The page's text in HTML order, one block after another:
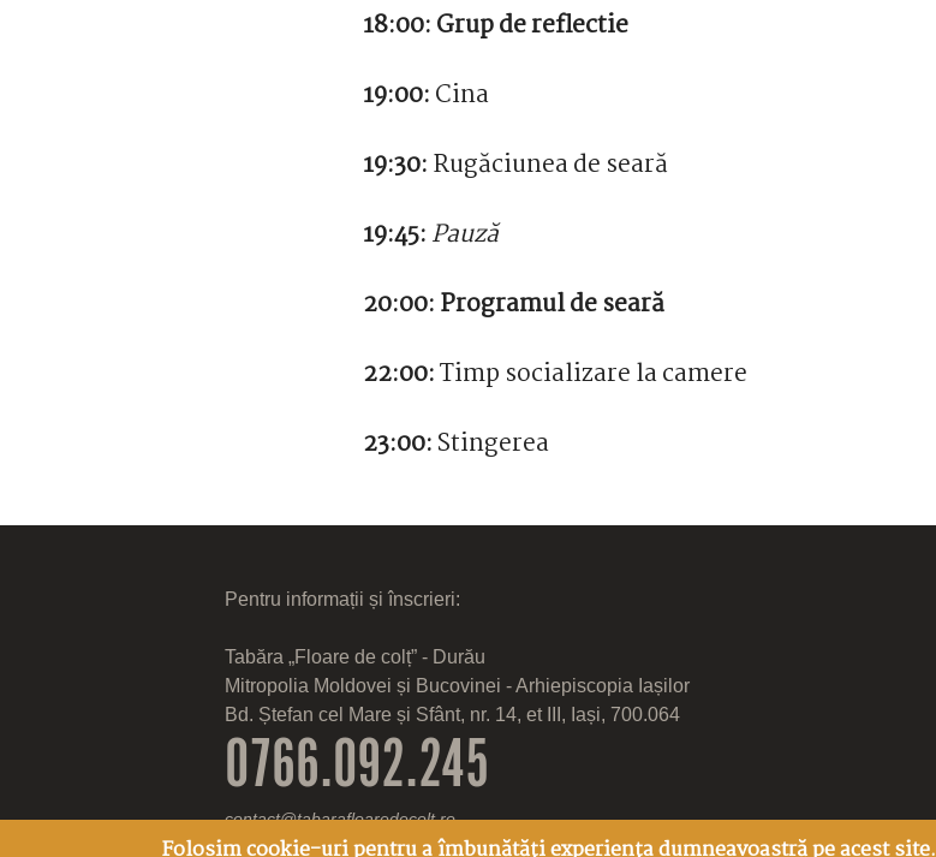
18:00:Grup de reflectie
19:00:Cina
19:30:Rugăciunea de seară
19:45:Pauză
20:00:Programul de seară
22:00:Timp socializare la camere
23:00:Stingerea
Pentru informații și înscrieri:
Tabăra „Floare de colț” - Durău
Mitropolia Moldovei și Bucovinei - Arhiepiscopia Iașilor
Bd. Ștefan cel Mare și Sfânt, nr. 14, et III, Iași, 700.064
0766.092.245
contact@tabarafloaredecolt.ro
Folosim cookie-uri pentru a îmbunătăți experiența dumneavoastră pe acest site.